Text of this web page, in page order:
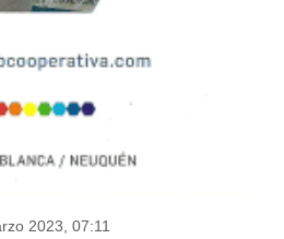
2023, 07:11